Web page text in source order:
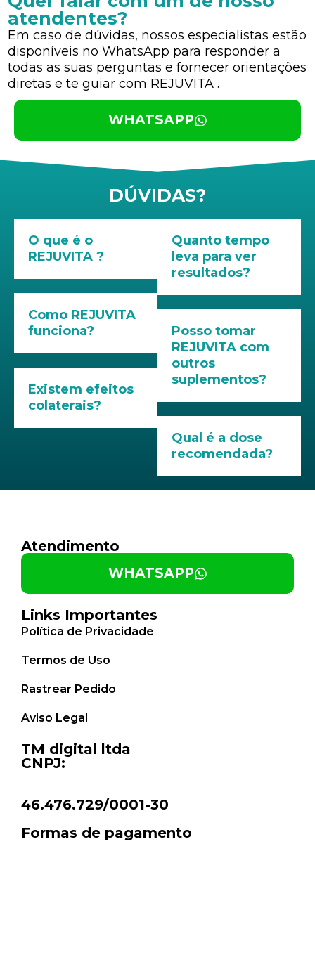
atendentes?
Em caso de dúvidas, nossos especialistas estão
disponíveis no WhatsApp para responder a
todas as suas perguntas e fornecer orientações
diretas e te guiar com REJUVITA .
WHATSAPP
DÚVIDAS?
O que é o
REJUVITA ?
Como REJUVITA
funciona?
Existem efeitos
colaterais?
Quanto tempo
leva para ver
resultados?
Posso tomar
REJUVITA com
outros
suplementos?
Qual é a dose
recomendada?
Atendimento
WHATSAPP
Links Importantes
Política de Privacidade
Termos de Uso
Rastrear Pedido
Aviso Legal
TM digital ltda
CNPJ:
46.476.729/0001-30
Formas de pagamento